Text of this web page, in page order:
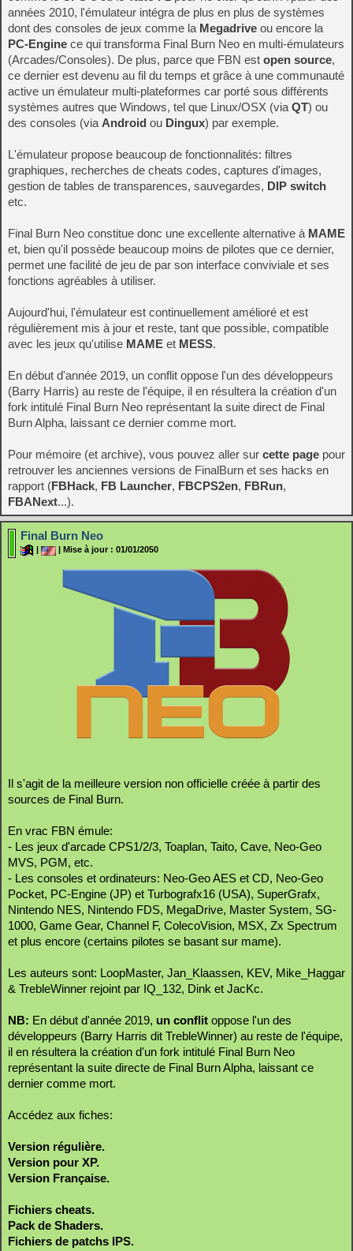
années 2010, l'émulateur intégra de plus en plus de systèmes
dont des consoles de jeux comme la Megadrive ou encore la
PC-Engine ce qui transforma Final Burn Neo en multi-émulateurs
(Arcades/Consoles). De plus, parce que FBN est open source,
ce dernier est devenu au fil du temps et grâce à une communauté
active un émulateur multi-plateformes car porté sous différents
systèmes autres que Windows, tel que Linux/OSX (via QT) ou
des consoles (via Android ou Dingux) par exemple.
L'émulateur propose beaucoup de fonctionnalités: filtres
graphiques, recherches de cheats codes, captures d'images,
gestion de tables de transparences, sauvegardes, DIP switch
etc.
Final Burn Neo constitue donc une excellente alternative à MAME
et, bien qu'il possède beaucoup moins de pilotes que ce dernier,
permet une facilité de jeu de par son interface conviviale et ses
fonctions agréables à utiliser.
Aujourd'hui, l'émulateur est continuellement amélioré et est
régulièrement mis à jour et reste, tant que possible, compatible
avec les jeux qu'utilise MAME et MESS.
En début d'année 2019, un conflit oppose l'un des développeurs
(Barry Harris) au reste de l'équipe, il en résultera la création d'un
fork intitulé Final Burn Neo représentant la suite direct de Final
Burn Alpha, laissant ce dernier comme mort.
Pour mémoire (et archive), vous pouvez aller sur cette page pour
retrouver les anciennes versions de FinalBurn et ses hacks en
rapport (FBHack, FB Launcher, FBCPS2en, FBRun,
FBANext...).
Final Burn Neo
| Mise à jour : 01/01/2050
Il s'agit de la meilleure version non officielle créée à partir des
sources de Final Burn.
En vrac FBN émule:
- Les jeux d'arcade CPS1/2/3, Toaplan, Taito, Cave, Neo-Geo
MVS, PGM, etc.
- Les consoles et ordinateurs: Neo-Geo AES et CD, Neo-Geo
Pocket, PC-Engine (JP) et Turbografx16 (USA), SuperGrafx,
Nintendo NES, Nintendo FDS, MegaDrive, Master System, SG-
1000, Game Gear, Channel F, ColecoVision, MSX, Zx Spectrum
et plus encore (certains pilotes se basant sur mame).
Les auteurs sont: LoopMaster, Jan_Klaassen, KEV, Mike_Haggar
& TrebleWinner rejoint par IQ_132, Dink et JacKc.
NB: En début d'année 2019, un conflit oppose l'un des
développeurs (Barry Harris dit TrebleWinner) au reste de l'équipe,
il en résultera la création d'un fork intitulé Final Burn Neo
représentant la suite directe de Final Burn Alpha, laissant ce
dernier comme mort.
Accédez aux fiches:
Version régulière.
Version pour XP.
Version Française.
Fichiers cheats.
Pack de Shaders.
Fichiers de patchs IPS.